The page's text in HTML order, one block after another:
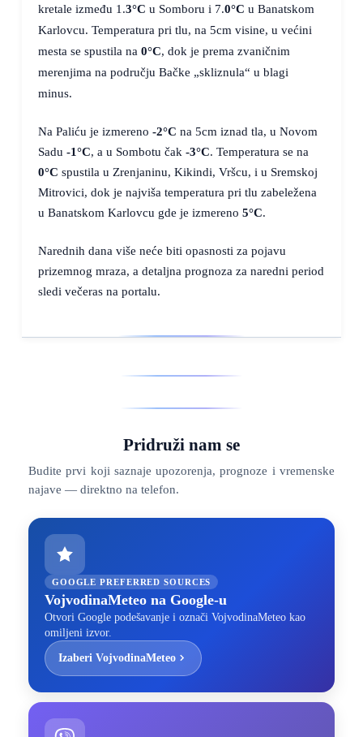
kretale između 1.3°C u Somboru i 7.0°C u Banatskom
Karlovcu. Temperatura pri tlu, na 5cm visine, u većini
mesta se spustila na 0°C, dok je prema zvaničnim
merenjima na području Bačke „skliznula“ u blagi
minus.
Na Paliću je izmereno -2°C na 5cm iznad tla, u Novom
Sadu -1°C, a u Sombotu čak -3°C. Temperatura se na
0°C spustila u Zrenjaninu, Kikindi, Vršcu, i u Sremskoj
Mitrovici, dok je najviša temperatura pri tlu zabeležena
u Banatskom Karlovcu gde je izmereno 5°C.
Narednih dana više neće biti opasnosti za pojavu
prizemnog mraza, a detaljna prognoza za naredni period
sledi večeras na portalu.
Pridruži nam se
Budite prvi koji saznaje upozorenja, prognoze i vremenske
najave — direktno na telefon.
GOOGLE PREFERRED SOURCES
VojvodinaMeteo na Google-u
Otvori Google podešavanje i označi VojvodinaMeteo kao
omiljeni izvor.
Izaberi VojvodinaMeteo